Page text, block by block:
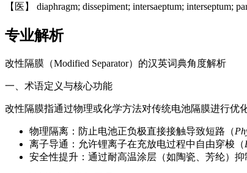
【医】 diaphragm; dissepiment; intersaeptum; interseptum;
专业解析
改性隔膜（Modified Separator）的汉英词典角度解析
一、术语定义与核心功能
改性隔膜指通过物理或化学方法对传统电池隔膜进行优
物理隔离：防止电池正负极直接接触导致短路（
离子导通：允许锂离子在充放电过程中自由穿梭（
安全性提升：通过耐高温涂层（如陶瓷、芳纶）抑